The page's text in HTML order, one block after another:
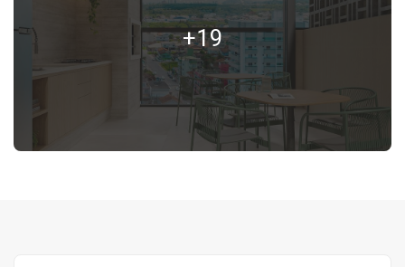
+19